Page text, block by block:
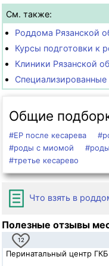
См. также:
Роддома Рязанской
Курсы подготовки к
Клиники Рязанской
Общие
#ЕР после кесарева
#роды с миомой
#третье кесарево
Что взять в
Полезные отзывы
12
Перинатальный центр